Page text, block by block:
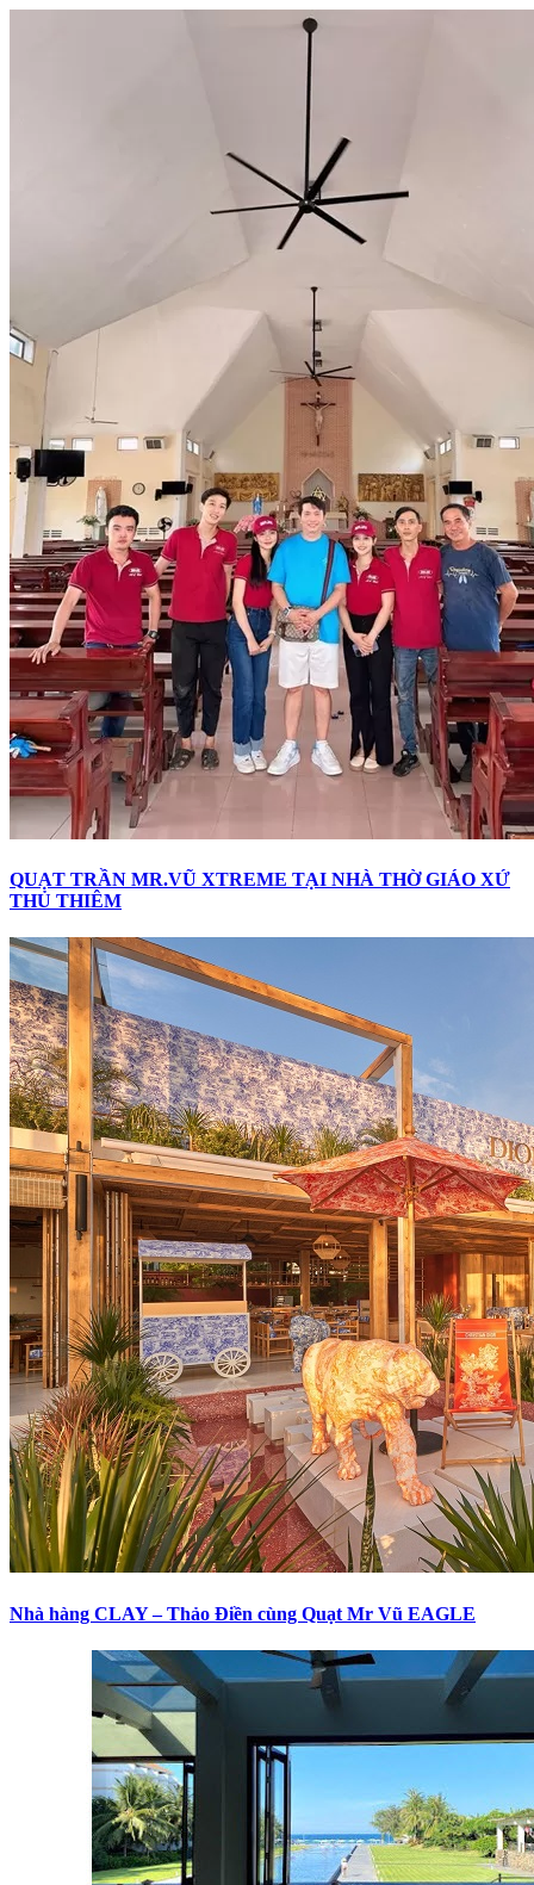
QUẠT TRẦN MR.VŨ XTREME TẠI NHÀ THỜ GIÁO XỨ
THỦ THIÊM
Nhà hàng CLAY – Thảo Điền cùng Quạt Mr Vũ EAGLE